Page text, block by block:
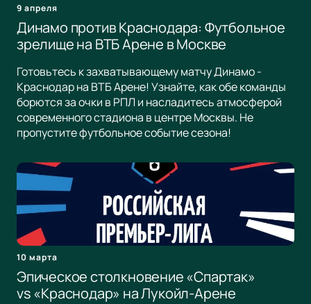
9 апреля
Динамо против Краснодара: Футбольное
зрелище на ВТБ Арене в Москве
Готовьтесь к захватывающему матчу Динамо -
Краснодар на ВТБ Арене! Узнайте, как обе команды
борются за очки в РПЛ и насладитесь атмосферой
современного стадиона в центре Москвы. Не
пропустите футбольное событие сезона!
10 марта
Эпическое столкновение «Спартак»
vs «Краснодар» на Лукойл-Арене